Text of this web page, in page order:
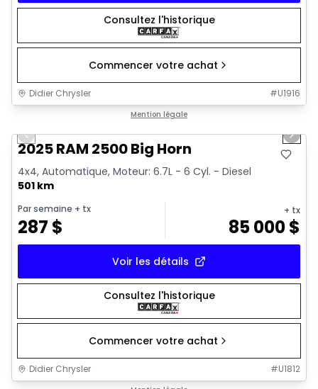
Consultez l'historique
Commencer votre achat
Didier Chrysler #U1916
Mention légale
Previous slide Next
2025 RAM 2500 Big Horn
4x4, Automatique, Moteur: 6.7L - 6 Cyl. - Diesel
501 km
Par semaine + tx
287 $
+ tx
85 000$
Voir les détails
Consultez l'historique
Commencer votre achat
Didier Chrysler #U1812